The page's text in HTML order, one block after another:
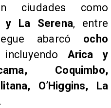
ciudades como
y La Serena, entre
abarcó ocho
Arica y
Coquimbo,
O’Higgins, La